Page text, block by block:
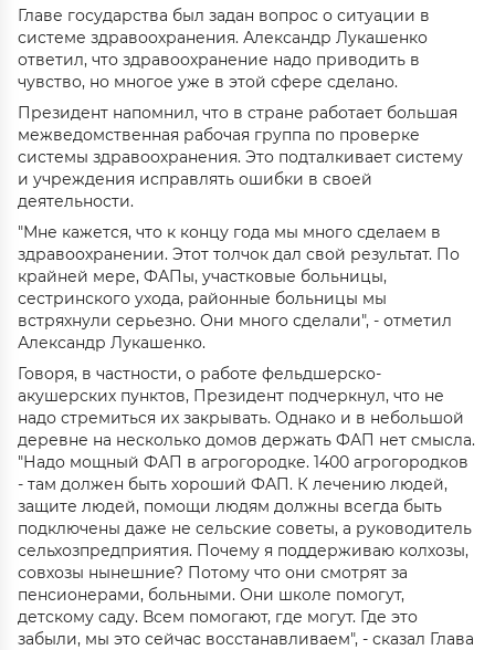
Главе государства был задан вопрос о ситуации в
системе здравоохранения. Александр Лукашенко
ответил, что здравоохранение надо приводить в
чувство, но многое уже в этой сфере сделано.
Президент напомнил, что в стране работает большая
межведомственная рабочая группа по проверке
системы здравоохранения. Это подталкивает систему
и учреждения исправлять ошибки в своей
деятельности.
"Мне кажется, что к концу года мы много сделаем в
здравоохранении. Этот толчок дал свой результат. По
крайней мере, ФАПы, участковые больницы,
сестринского ухода, районные больницы мы
встряхнули серьезно. Они много сделали", - отметил
Александр Лукашенко.
Говоря, в частности, о работе фельдшерско-
акушерских пунктов, Президент подчеркнул, что не
надо стремиться их закрывать. Однако и в небольшой
деревне на несколько домов держать ФАП нет смысла.
"Надо мощный ФАП в агрогородке. 1400 агрогородков
- там должен быть хороший ФАП. К лечению людей,
защите людей, помощи людям должны всегда быть
подключены даже не сельские советы, а руководитель
сельхозпредприятия. Почему я поддерживаю колхозы,
совхозы нынешние? Потому что они смотрят за
пенсионерами, больными. Они школе помогут,
детскому саду. Всем помогают, где могут. Где это
забыли, мы это сейчас восстанавливаем", - сказал Глава